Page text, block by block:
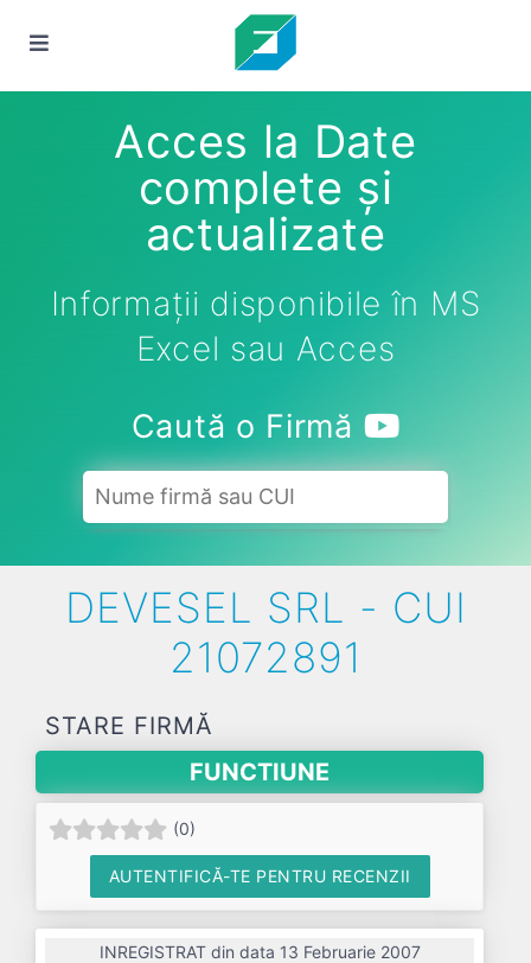
Acces la Date
complete și
actualizate
Informații disponibile în MS
Excel sau Acces
Caută o Firmă
DEVESEL SRL - CUI
21072891
STARE FIRMĂ
FUNCTIUNE
(0)
AUTENTIFICĂ-TE PENTRU RECENZII
INREGISTRAT din data 13 Februarie 2007